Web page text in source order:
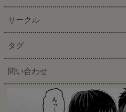
サークル
タグ
問い合わせ